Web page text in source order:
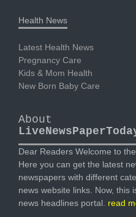
Health News
Latest Health News
Pregnancy Care
Kids & Mom Health
New Born Baby Care
About
Dear Readers Welcome to
Here you can get the latest
newspapers with different
news website links. Now, this
news headlines portal. read